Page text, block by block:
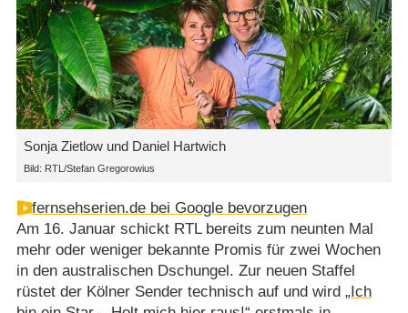
Sonja Zietlow und Daniel Hartwich
Bild: RTL/Stefan Gregorowius
fernsehserien.de bei Google bevorzugen
Am 16. Januar schickt RTL bereits zum neunten Mal
mehr oder weniger bekannte Promis für zwei Wochen
in den australischen Dschungel. Zur neuen Staffel
rüstet der Kölner Sender technisch auf und wird „Ich